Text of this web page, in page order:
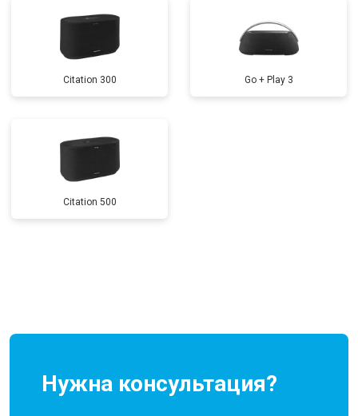
Citation 300 Go + Play 3
Citation 500
Нужна консультация?